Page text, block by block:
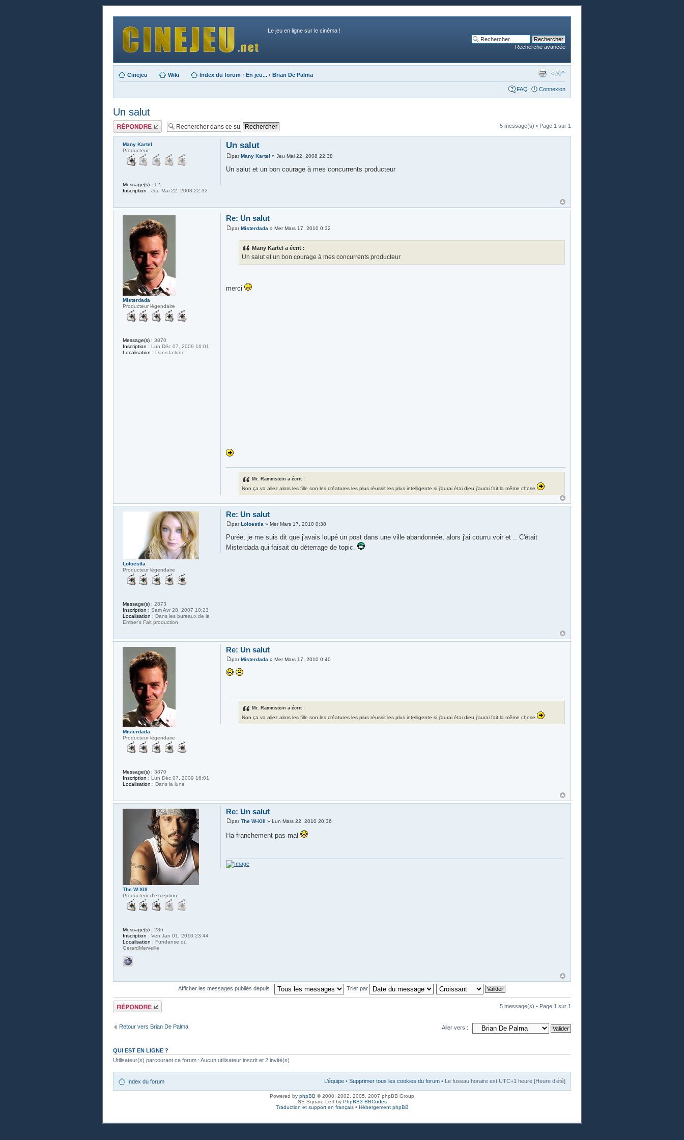
Le jeu en ligne sur le cinéma !
Recherche avancée
Cinejeu Wiki Index du forum ‹ En jeu... ‹ Brian De Palma
FAQ Connexion
Un salut
Publier une
réponse
5 message(s) • Page 1 sur 1
Un salut
parMany Kartel » Jeu Mai 22, 2008 22:38
Un salut et un bon courage à mes concurrents producteur
Many Kartel
Producteur
Message(s) : 12
Inscription : Jeu Mai 22, 2008 22:32
Re: Un salut
parMisterdada » Mer Mars 17, 2010 0:32
Many Kartel a écrit :
Un salut et un bon courage à mes concurrents producteur
merci
Mr. Rammstein a écrit :
Non ça va allez alors les fille son les créatures les plus réussit les plus intelligente si j'aurai étai dieu j'aurai fait la même chose
Misterdada
Producteur légendaire
Message(s) : 3870
Inscription : Lun Déc 07, 2009 16:01
Localisation : Dans la lune
Re: Un salut
parLoloestla » Mer Mars 17, 2010 0:38
Purée, je me suis dit que j'avais loupé un post dans une ville abandonnée, alors j'ai courru voir et .. C'était
Misterdada qui faisait du déterrage de topic.
Loloestla
Producteur légendaire
Message(s) : 2873
Inscription : Sam Avr 28, 2007 10:23
Localisation : Dans les bureaux de la
Ember's Falt production
Re: Un salut
parMisterdada » Mer Mars 17, 2010 0:40
Mr. Rammstein a écrit :
Non ça va allez alors les fille son les créatures les plus réussit les plus intelligente si j'aurai étai dieu j'aurai fait la même chose
Misterdada
Producteur légendaire
Message(s) : 3870
Inscription : Lun Déc 07, 2009 16:01
Localisation : Dans la lune
Re: Un salut
parThe W-XIII» Lun Mars 22, 2010 20:36
Ha franchement pas mal
The W-XIII
Producteur d'exception
Message(s) : 286
Inscription : Ven Jan 01, 2010 23:44
Localisation : Fundanse où
GerardMerveille
Afficher les messages publiés depuis : Trier par
Publier une
réponse
5 message(s) • Page 1 sur 1
Retour vers Brian De Palma Aller vers :
QUI EST EN LIGNE ?
Utilisateur(s) parcourant ce forum : Aucun utilisateur inscrit et 2 invité(s)
Index du forum L’équipe • Supprimer tous les cookies du forum • Le fuseau horaire est UTC+1 heure [Heure d’été]
Powered by phpBB © 2000, 2002, 2005, 2007 phpBB Group
SE Square Left by PhpBB3 BBCodes
Traduction et support en français• Hébergement phpBB